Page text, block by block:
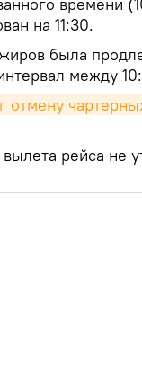
времени
на 11:30.
была
между
отмену
рейса не